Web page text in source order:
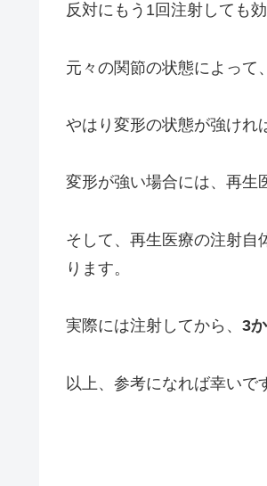
反対にもう1回注射しても
元々の関節の状態によって
やはり変形の状態が強けれ
変形が強い場合には、再生
そして、再生医療の注射自
ります。
実際には注射してから、 3
以上、参考になれば幸いで